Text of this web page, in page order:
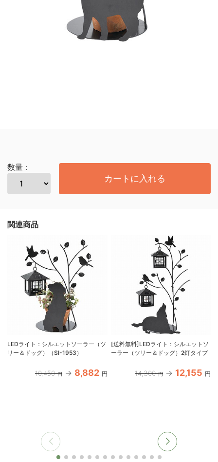
数量：
カートに入れる
関連商品
LEDライト：シルエットソーラー（ツ
リー＆ドッグ）（SI-1953）
10,450 円 8,882 円
[送料無料]LEDライト：シルエットソ
ーラー（ツリー＆ドッグ）2灯タイプ
14,300 円 12,155 円